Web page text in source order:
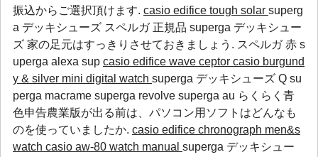
振込からご選択頂けます. casio edifice tough solar superg
a デッキシューズ スペルガ 正規品 superga デッキシュー
ズ 家の足元はすっきりさせておきましょう. スペルガ 赤 s
uperga alexa sup casio edifice wave ceptor casio burgund
y & silver mini digital watch superga デッキシューズ Q su
perga macrame superga revolve superga au らくらく青
色申告農業版が出る前は、パソコン用ソフトはどんなも
のを使っていましたか. casio edifice chronograph men&s
watch casio aw-80 watch manual superga デッキシュー